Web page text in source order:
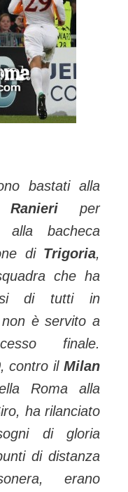
bastati alla
Ranieri per
alla bacheca
di Trigoria,
che ha
di tutti in
è servito a
finale.
contro il Milan
Roma alla
ha rilanciato
di gloria
di distanza
erano